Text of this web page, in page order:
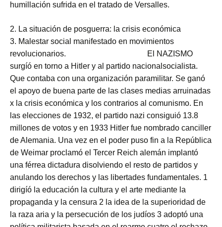
humillación sufrida en el tratado de Versalles.
2. La situación de posguerra: la crisis económica
3. Malestar social manifestado en movimientos
revolucionarios. El NAZISMO
surgíó en torno a Hitler y al partido nacionalsocialista.
Que contaba con una organización paramilitar. Se ganó
el apoyo de buena parte de las clases medias arruinadas
x la crisis económica y los contrarios al comunismo. En
las elecciones de 1932, el partido nazi consiguió 13.8
millones de votos y en 1933 Hitler fue nombrado canciller
de Alemania. Una vez en el poder puso fin a la República
de Weimar proclamó el Tercer Reich alemán implantó
una férrea dictadura disolviendo el resto de partidos y
anulando los derechos y las libertades fundamentales. 1
dirigíó la educación la cultura y el arte mediante la
propaganda y la censura 2 la idea de la superioridad de
la raza aria y la persecución de los judíos 3 adoptó una